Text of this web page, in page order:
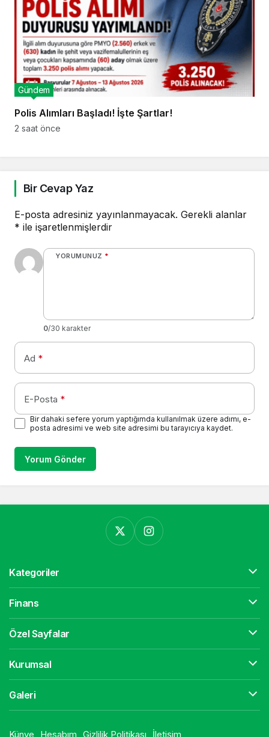
Polis Alımları Başladı! İşte Şartlar!
Gündem
2 saat önce
Bir Cevap Yaz
E-posta adresiniz yayınlanmayacak. Gerekli alanlar
* ile işaretlenmişlerdir
YORUMUNUZ *
0/30 karakter
Ad *
E-Posta *
Bir dahaki sefere yorum yaptığımda kullanılmak üzere adımı, e-
posta adresimi ve web site adresimi bu tarayıcıya kaydet.
Yorum Gönder
Kategoriler
Finans
Özel Sayfalar
Kurumsal
Galeri
Künye Hesabım Gizlilik Politikası İletişim